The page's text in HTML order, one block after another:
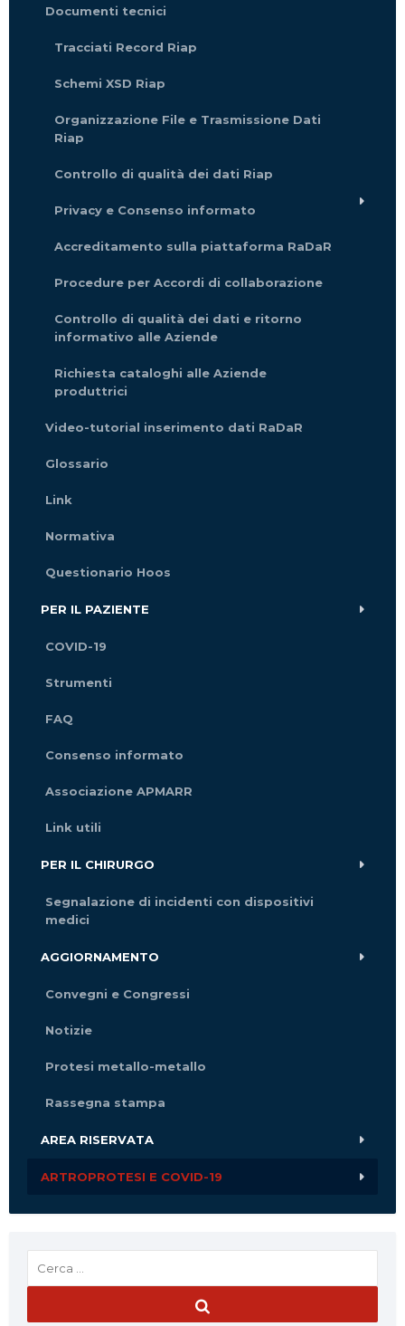
Documenti tecnici
Tracciati Record Riap
Schemi XSD Riap
Organizzazione File e Trasmissione Dati
Riap
Controllo di qualità dei dati Riap
Privacy e Consenso informato
Accreditamento sulla piattaforma RaDaR
Procedure per Accordi di collaborazione
Controllo di qualità dei dati e ritorno
informativo alle Aziende
Richiesta cataloghi alle Aziende
produttrici
Video-tutorial inserimento dati RaDaR
Glossario
Link
Normativa
Questionario Hoos
PER IL PAZIENTE
COVID-19
Strumenti
FAQ
Consenso informato
Associazione APMARR
Link utili
PER IL CHIRURGO
Segnalazione di incidenti con dispositivi
medici
AGGIORNAMENTO
Convegni e Congressi
Notizie
Protesi metallo-metallo
Rassegna stampa
AREA RISERVATA
ARTROPROTESI E COVID-19